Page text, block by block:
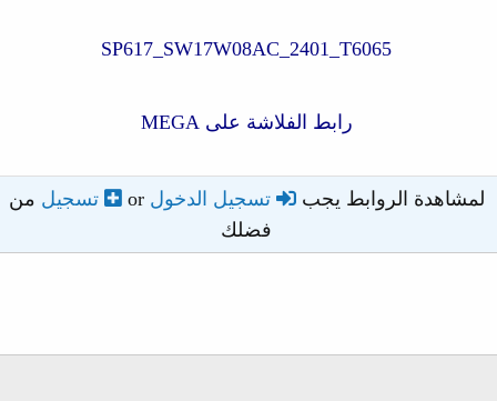
SP617_SW17W08AC_2401_T6065
رابط الفلاشة على MEGA
لمشاهدة الروابط يجب تسجيل الدخول or تسجيل من
فضلك